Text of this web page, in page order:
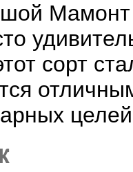
Мамонт
сорт